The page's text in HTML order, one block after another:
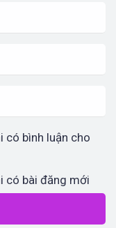
có bình luận cho
có bài đăng mới